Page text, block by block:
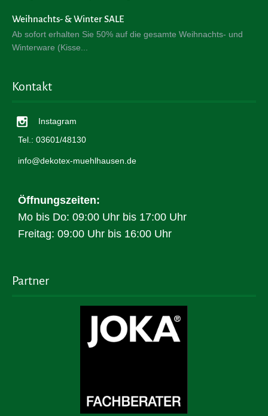
Weihnachts- & Winter SALE
Ab sofort erhalten Sie 50% auf die gesamte Weihnachts- und
Winterware (Kisse
Kontakt
Instagram
Tel.: 03601/48130
info@dekotex-muehlhausen.de
Öffnungszeiten:
Mo bis Do: 09:00 Uhr bis 17:00 Uhr
Freitag: 09:00 Uhr bis 16:00 Uhr
Partner